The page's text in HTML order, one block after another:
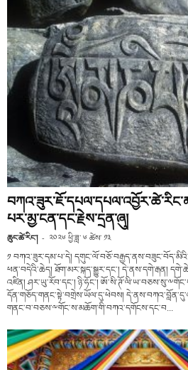
པར་མྱ་ངན་དང་རྗེས་དྲན་ཞུ།
ཆུང་ཚེ་རིང་། - ༢༠༢༦ ཕྱི་ཟླ་ ༦ ཚེས་ ༡༣
༡ བཀའ་ཟུར་དམ་པ་དེ།
ཕན་བདེའི་ཆེད། ཐོག་མར་སྐད་སྒྱུར་དང་། དེ་ནས་དགེ་རྒན།
འཛིན། ཤར་ཡུ་རོབ་དང་། ཉི་ཧོང་།
དོན་གཅོད་གནང་སྟེ་བགྲེས་ཡོལ་དུ་ཕེབས།
གནང་བ་བཅས་༸གོང་ས་མཆོག་གི་བཀའ་དགོངས་དང་བ...